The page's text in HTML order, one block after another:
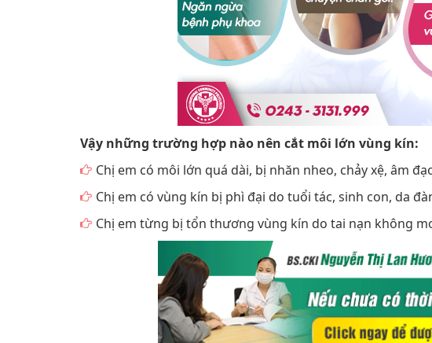
Vậy những trường hợp nào nên cắt môi lớn vùng kín:
Chị em có môi lớn quá dài, bị nhăn nheo, chảy xệ, âm
Chị em có vùng kín bị phì đại do tuổi tác, sinh con, da
Chị em từng bị tổn thương vùng kín do tai nạn không